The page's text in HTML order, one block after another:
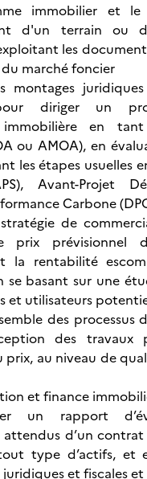
immobilier et
d'un terrain ou
les
du marché foncier
montages
diriger un
immobilière en
ou AMOA), en
les étapes usuelles
Avant-Projet
Carbone
de
prix prévisionnel
la rentabilité
se basant sur une
et utilisateurs
des processus
des travaux
prix, au niveau de
et finance
un rapport
d’un contrat
type d’actifs, et
juridiques et fiscales